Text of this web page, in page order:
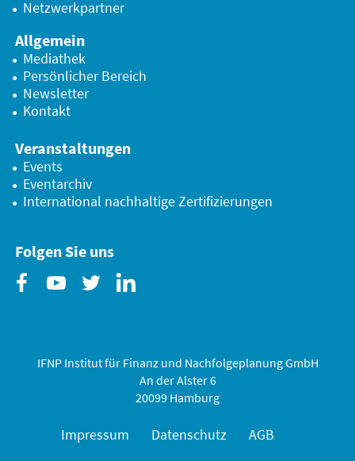
Netzwerkpartner
Allgemein
Mediathek
Persönlicher Bereich
Newsletter
Kontakt
Veranstaltungen
Events
Eventarchiv
International nachhaltige Zertifizierungen
Folgen Sie uns
IFNP Institut für Finanz und Nachfolgeplanung GmbH
An der Alster 6
20099 Hamburg
Impressum Datenschutz AGB